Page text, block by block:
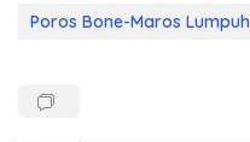
Poros Bone-Maros Lumpuh